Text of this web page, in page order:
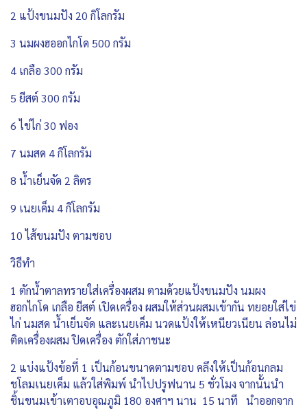
2 แป้งขนมปัง 20 กิโลกรัม
3 นมผงฮออกไกโด 500 กรัม
4 เกลือ 300 กรัม
5 ยีสต์ 300 กรัม
6 ไข่ไก่ 30 ฟอง
7 นมสด 4 กิโลกรัม
8 น้ำเย็นจัด 2 ลิตร
9 เนยเค็ม 4 กิโลกรัม
10 ไส้ขนมปัง ตามชอบ
วิธีทำ
1 ตักน้ำตาลทรายใส่เครื่องผสม ตามด้วยแป้งขนมปัง นมผง
ฮอกไกโด เกลือ ยีสต์ เปิดเครื่อง ผสมให้ส่วนผสมเข้ากัน ทยอยใส่ไข่
ไก่ นมสด น้ำเย็นจัด และเนยเค็ม นวดแป้งให้เหนียวเนียน ล่อนไม่
ติดเครื่องผสม ปิดเครื่อง ตักใส่ภาชนะ
2 แบ่งแป้งข้อที่ 1 เป็นก้อนขนาดตามชอบ คลึงให้เป็นก้อนกลม
ชโลมเนยเค็ม แล้วใส่พิมพ์ นำไปปรูฟนาน 5 ชั่วโมง จากนั้นนำ
ชิ้นขนมเข้าเตาอบอุณภูมิ 180 องศาฯ นาน 15 นาที นำออกจาก